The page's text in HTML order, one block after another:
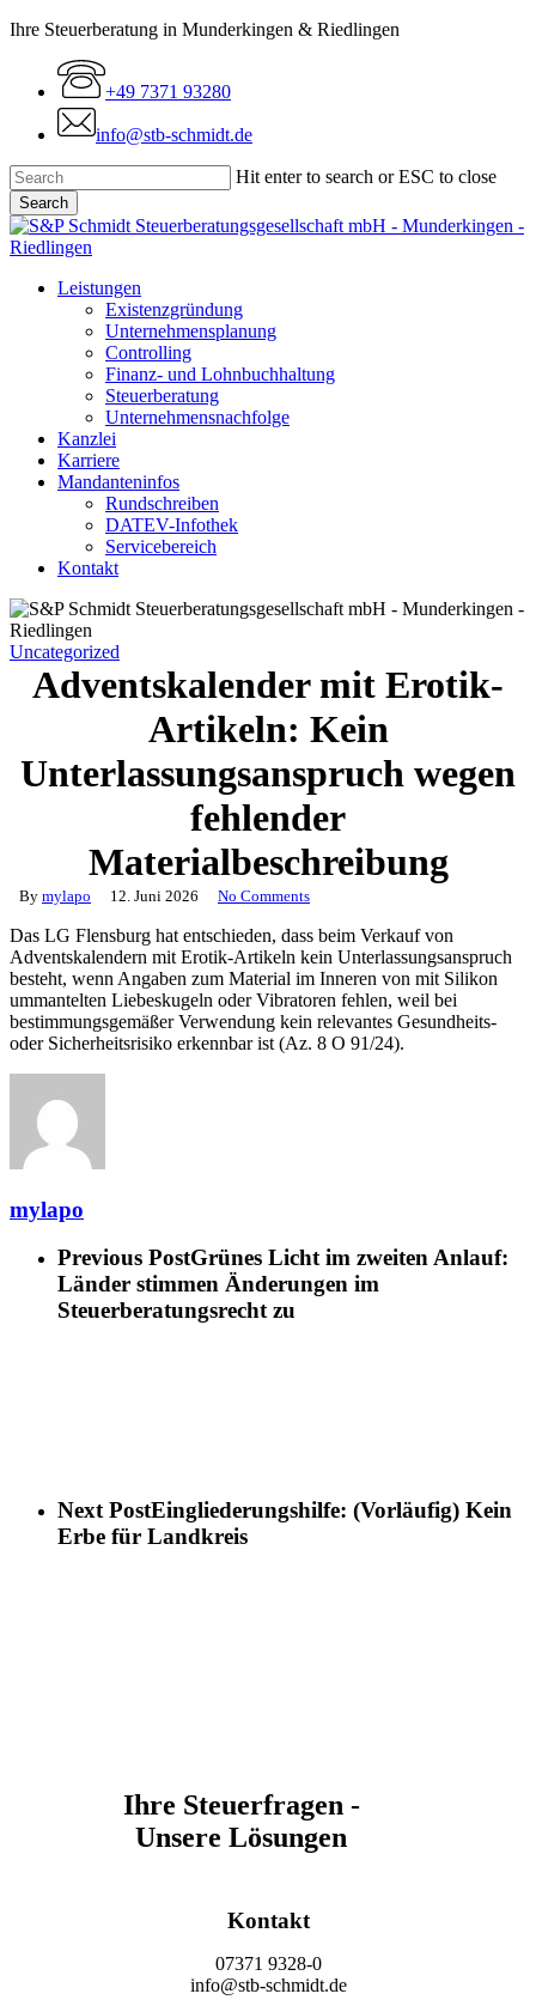
Skip
content
Ihre Steuerberatung in Munderkingen & Riedlingen
+49 7371 93280
info@stb-schmidt.de
Hit enter to search or ESC to close
Search
Close
Search
Menu
Leistungen
Existenzgründung
Unternehmensplanung
Controlling
Finanz- und Lohnbuchhaltung
Steuerberatung
Unternehmensnachfolge
Kanzlei
Karriere
Mandanteninfos
Rundschreiben
DATEV-Infothek
Servicebereich
Kontakt
Uncategorized
Adventskalender mit Erotik-
Artikeln: Kein
Unterlassungsanspruch wegen
fehlender
Materialbeschreibung
By mylapo 12. Juni 2026 No Comments
Das LG Flensburg hat entschieden, dass beim Verkauf von
Adventskalendern mit Erotik-Artikeln kein Unterlassungsanspruch
besteht, wenn Angaben zum Material im Inneren von mit Silikon
ummantelten Liebeskugeln oder Vibratoren fehlen, weil bei
bestimmungsgemäßer Verwendung kein relevantes Gesundheits-
oder Sicherheitsrisiko erkennbar ist (Az. 8 O 91/24).
mylapo
Previous PostGrünes Licht im zweiten Anlauf:
Länder stimmen Änderungen im
Steuerberatungsrecht zu
Next PostEingliederungshilfe: (Vorläufig) Kein
Erbe für Landkreis
Ihre Steuerfragen -
Unsere Lösungen
Kontakt
07371 9328-0
info@stb-schmidt.de